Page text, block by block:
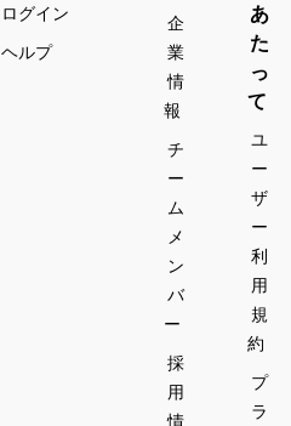
ログイン
ヘルプ
企
業
情
報
チ
ー
ム
メ
ン
バ
ー
採
用
情
あ
た
っ
て
ユ
ー
ザ
ー
利
用
規
約
プ
ラ